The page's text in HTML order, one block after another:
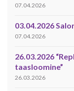
07.04.2026
03.04.2026
07.04.2026
26.03.2026
taasloomine”
26.03.2026